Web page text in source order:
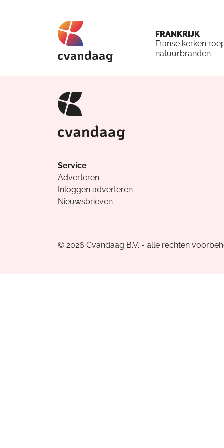
FRANKRIJK
Franse kerken
natuurbranden
Service
Adverteren
Inloggen adverteren
Nieuwsbrieven
© 2026 Cvandaag B.V. - alle rechten